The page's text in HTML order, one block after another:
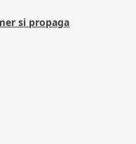
si propaga